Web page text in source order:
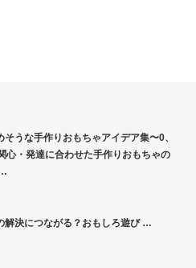
うな手作りおもちゃアイデア集〜0、
心・発達に合わせた手作りおもちゃの
解決につながる？おもしろ遊び